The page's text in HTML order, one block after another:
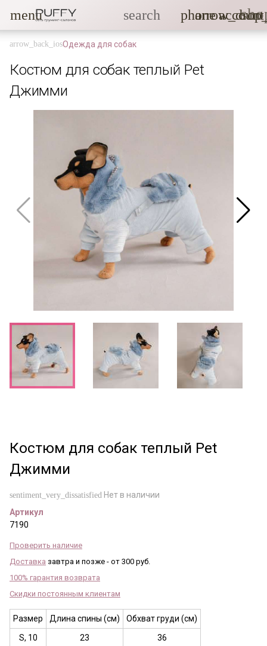
menu search phone
Одежда для собак
Костюм для собак теплый Pet
Джимми
Костюм для собак теплый Pet
Джимми
sentiment_very_dissatisfied Нет в наличии
Артикул
7190
Проверить наличие
Доставка завтра и позже - от 300 руб.
100% гарантия возврата
Скидки постоянным клиентам
Размер Длина спины (см)
Обхват груди (см)
S, 10
23
36